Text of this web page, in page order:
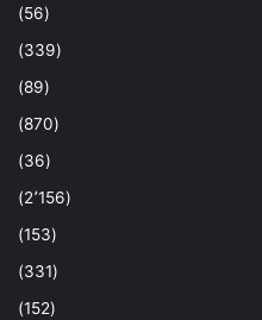
(56)
(339)
(89)
(870)
(36)
(2٬156)
(153)
(331)
(152)